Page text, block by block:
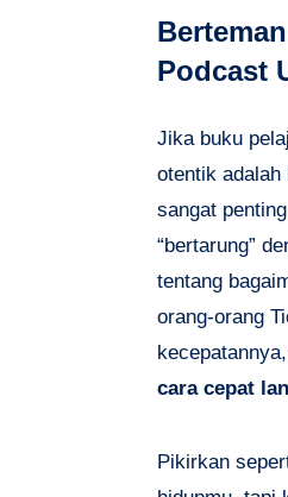
Podcast
Jika buku
otentik adalah
sangat
“bertarung”
tentang
orang-orang
cara cepat
Pikirkan